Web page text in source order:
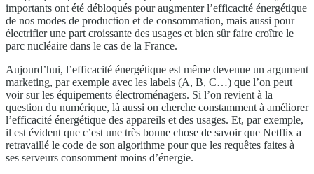
importants ont été débloqués pour augmenter l’efficacité énergétique
de nos modes de production et de consommation, mais aussi pour
électrifier une part croissante des usages et bien sûr faire croître le
parc nucléaire dans le cas de la France.
Aujourd’hui, l’efficacité énergétique est même devenue un argument
marketing, par exemple avec les labels (A, B, C…) que l’on peut
voir sur les équipements électroménagers. Si l’on revient à la
question du numérique, là aussi on cherche constamment à améliorer
l’efficacité énergétique des appareils et des usages. Et, par exemple,
il est évident que c’est une très bonne chose de savoir que Netflix a
retravaillé le code de son algorithme pour que les requêtes faites à
ses serveurs consomment moins d’énergie.